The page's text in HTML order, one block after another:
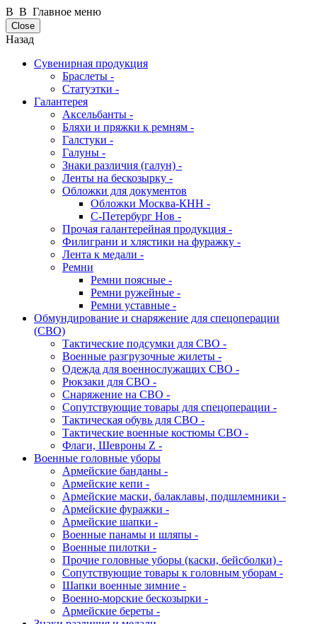
В В Главное меню
Close
Назад
Сувенирная продукция
Браслеты -
Статуэтки -
Галантерея
Аксельбанты -
Бляхи и пряжки к ремням -
Галстуки -
Галуны -
Знаки различия (галун) -
Ленты на бескозырку -
Обложки для документов
Обложки Москва-КНН -
С-Петербург Нов -
Прочая галантерейная продукция -
Филиграни и хлястики на фуражку -
Лента к медали -
Ремни
Ремни поясные -
Ремни ружейные -
Ремни уставные -
Обмундирование и снаряжение для спецоперации
(СВО)
Тактические подсумки для СВО -
Военные разгрузочные жилеты -
Одежда для военнослужащих СВО -
Рюкзаки для СВО -
Снаряжение на СВО -
Сопутствующие товары для спецоперации -
Тактическая обувь для СВО -
Тактические военные костюмы СВО -
Флаги, Шевроны Z -
Военные головные уборы
Армейские банданы -
Армейские кепи -
Армейские маски, балаклавы, подшлемники -
Армейские фуражки -
Армейские шапки -
Военные панамы и шляпы -
Военные пилотки -
Прочие головные уборы (каски, бейсболки) -
Сопутствующие товары к головным уборам -
Шапки военные зимние -
Военно-морские бескозырки -
Армейские береты -